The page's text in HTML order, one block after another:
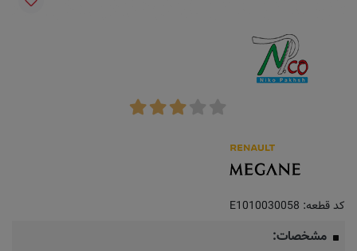
کد قطعه: E1010030058
مشخصات: